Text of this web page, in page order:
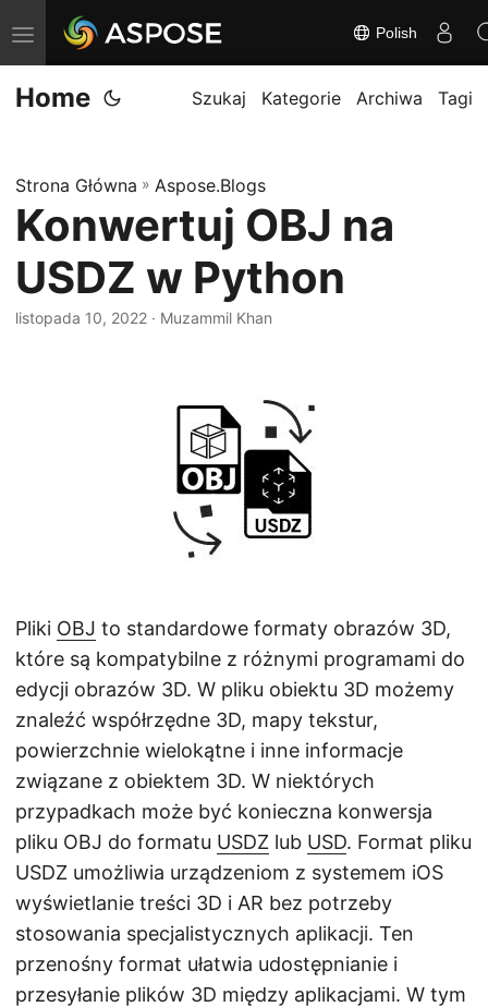
P
r
z
ą
c
n
a
Polish
Home Szukaj Kategorie Archiwa Tagi
Strona Główna » Aspose.Blogs
Konwertuj OBJ na
USDZ w Python
listopada 10, 2022 · Muzammil Khan
Pliki OBJ to standardowe formaty obrazów 3D,
które są kompatybilne z różnymi programami do
edycji obrazów 3D. W pliku obiektu 3D możemy
znaleźć współrzędne 3D, mapy tekstur,
powierzchnie wielokątne i inne informacje
związane z obiektem 3D. W niektórych
przypadkach może być konieczna konwersja
pliku OBJ do formatu USDZ lub USD. Format pliku
USDZ umożliwia urządzeniom z systemem iOS
wyświetlanie treści 3D i AR bez potrzeby
stosowania specjalistycznych aplikacji. Ten
przenośny format ułatwia udostępnianie i
przesyłanie plików 3D między aplikacjami. W tym